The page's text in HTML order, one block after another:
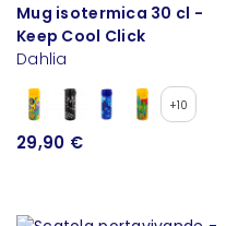
Mug isotermica 30 cl -
Keep Cool Click
Dahlia
+10
29,90 €